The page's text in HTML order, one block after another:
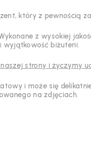
który z pewnością
Wykonane z wysokiej
wyjątkowość biżuterii.
strony i życzymy
i może się
na zdjęciach.